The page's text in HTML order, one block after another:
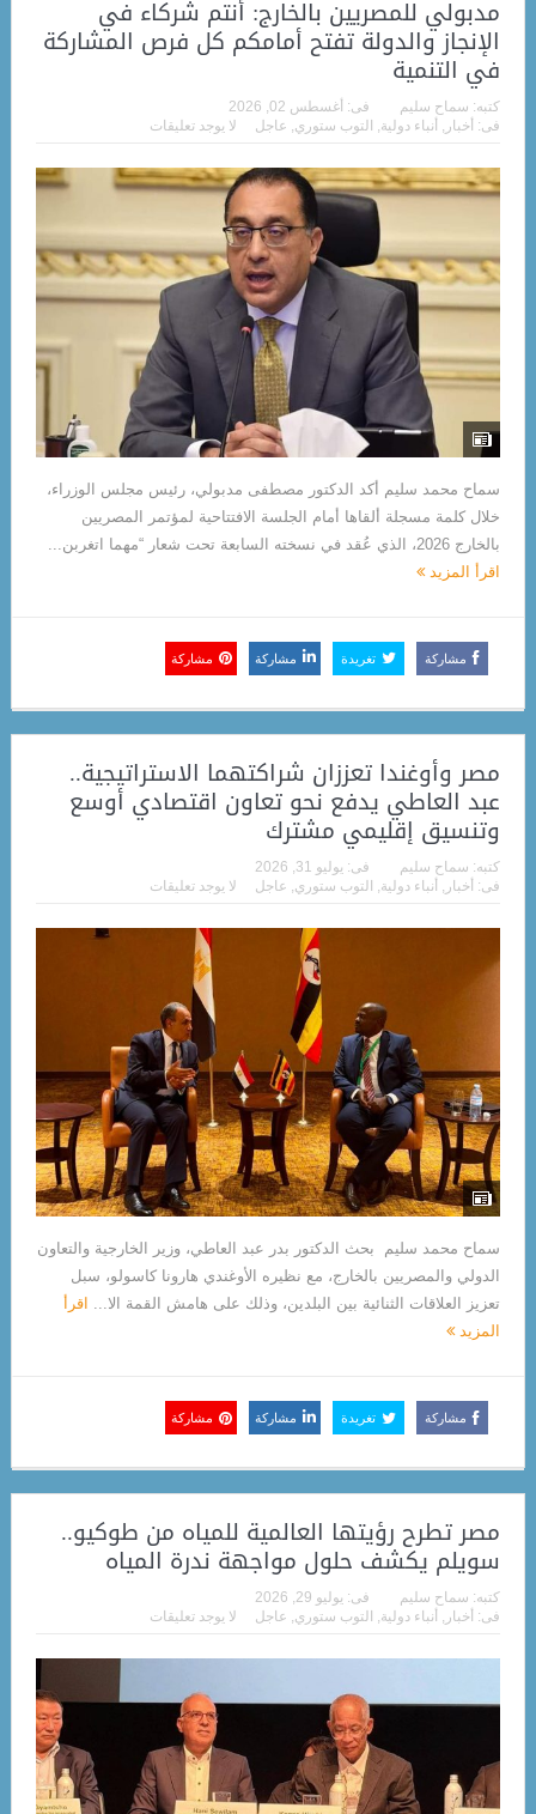
مدبولي للمصريين بالخارج: أنتم شركاء في
الإنجاز والدولة تفتح أمامكم كل فرص المشاركة
في التنمية
كتبه: سماح سليم فى: أغسطس 02, 2026
فى: أخبار أنباء دولية التوب ستوري عاجل لا يوجد تعليقات
سماح محمد سليم أكد الدكتور مصطفى مدبولي، رئيس مجلس الوزراء،
خلال كلمة مسجلة ألقاها أمام الجلسة الافتتاحية لمؤتمر المصريين
بالخارج 2026، الذي عُقد في نسخته السابعة تحت شعار “مهما اتغربن...
اقرأ المزيد
مشاركة تغريدة مشاركة مشاركة
مصر وأوغندا تعززان شراكتهما الاستراتيجية..
عبد العاطي يدفع نحو تعاون اقتصادي أوسع
وتنسيق إقليمي مشترك
كتبه: سماح سليم فى: يوليو 31, 2026
فى: أخبار أنباء دولية التوب ستوري عاجل لا يوجد تعليقات
سماح محمد سليم بحث الدكتور بدر عبد العاطي، وزير الخارجية والتعاون
الدولي والمصريين بالخارج، مع نظيره الأوغندي هارونا كاسولو، سبل
تعزيز العلاقات الثنائية بين البلدين، وذلك على هامش القمة الا... اقرأ
المزيد
مشاركة تغريدة مشاركة مشاركة
مصر تطرح رؤيتها العالمية للمياه من طوكيو..
سويلم يكشف حلول مواجهة ندرة المياه
كتبه: سماح سليم فى: يوليو 29, 2026
فى: أخبار , أنباء دولية, التوب ستوري, عاجل لا يوجد تعليقات